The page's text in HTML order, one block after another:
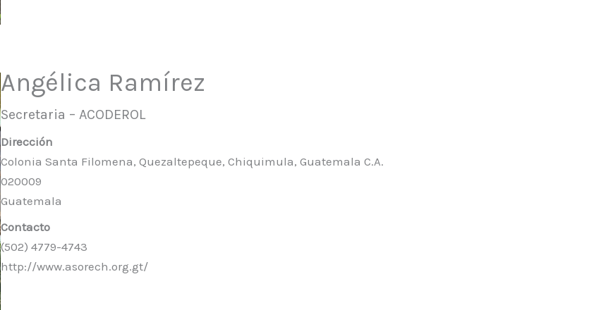
Angélica Ramírez
Secretaria – ACODEROL
Dirección
Colonia Santa Filomena, Quezaltepeque, Chiquimula, Guatemala C.A.
020009
Guatemala
Contacto
(502) 4779-4743
http://www.asorech.org.gt/